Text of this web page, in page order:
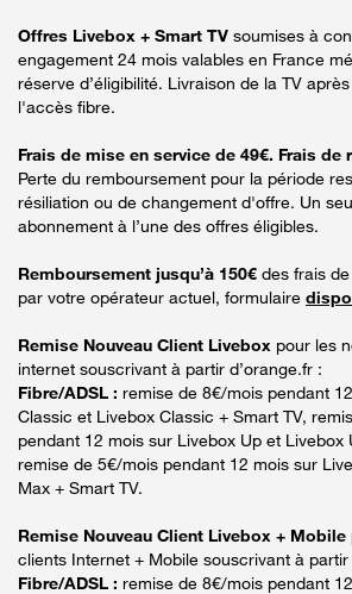
Offres Livebox + Smart TV soumises à
engagement 24 mois valables en France
réserve d’éligibilité. Livraison de la TV
l'accès fibre.
Frais de mise en service de 49€. Frais de
Perte du remboursement pour la période
résiliation ou de changement d'offre. Un
abonnement à l’une des offres éligibles.
Remboursement jusqu’à 150€ des frais
par votre opérateur actuel, formulaire
Remise Nouveau Client Livebox pour les
internet souscrivant à partir d’orange.fr :
Fibre/ADSL : remise de 8€/mois pendant
Classic et Livebox Classic + Smart TV,
pendant 12 mois sur Livebox Up et Livebox
remise de 5€/mois pendant 12 mois sur
Max + Smart TV.
Remise Nouveau Client Livebox + Mobile
clients Internet + Mobile souscrivant à partir
Fibre/ADSL : remise de 8€/mois pendant